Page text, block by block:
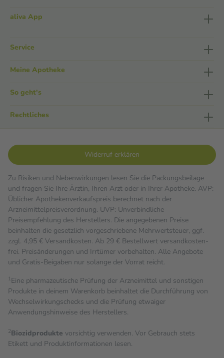
aliva App
Service
Meine Apotheke
So geht's
Rechtliches
Widerruf erklären
Zu Risiken und Nebenwirkungen lesen Sie die Packungsbeilage
und fragen Sie Ihre Ärztin, Ihren Arzt oder in Ihrer Apotheke. AVP:
Üblicher Apothekenverkaufspreis berechnet nach der
Arzneimittelpreisverordnung. UVP: Unverbindliche
Preisempfehlung des Herstellers. Die angegebenen Preise
beinhalten die gesetzlich vorgeschriebene Mehrwertsteuer, ggf.
zzgl. 4,95 € Versandkosten. Ab 29 € Bestell­wert versand­kosten­
frei. Preisänderungen und Irrtümer vorbehalten. Alle Angebote
und Gratis-Beigaben nur solange der Vorrat reicht.
1Eine pharmazeutische Prüfung der Arzneimittel und sonstigen
Produkte in deinem Warenkorb beinhaltet die Durchführung von
Wechselwirkungschecks und die Prüfung etwaiger
Anwendungshinweise des Herstellers.
2Biozidprodukte vorsichtig verwenden. Vor Gebrauch stets
Etikett und Produktinformationen lesen.